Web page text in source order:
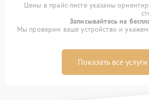
Цены в прайс-листе указаны
Записывайтесь на
Мы проверим ваше устройство и укажем
Показать все услуги